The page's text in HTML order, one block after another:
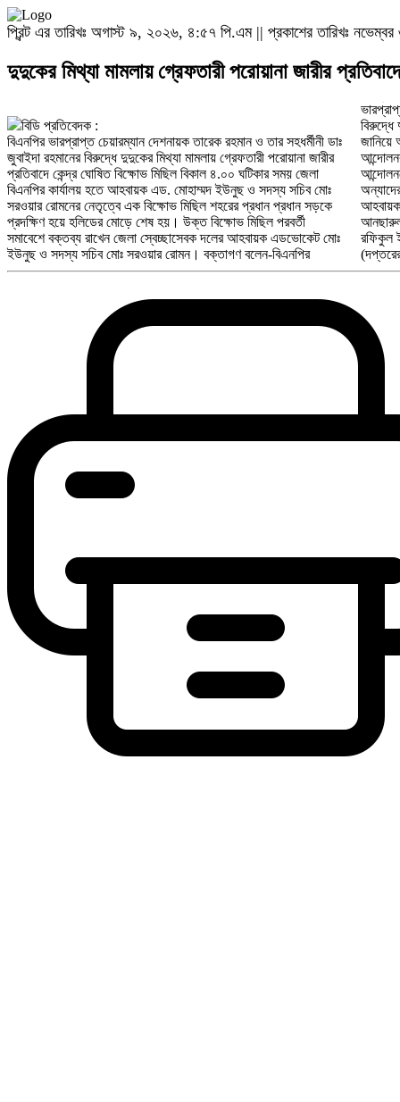
প্রিন্ট এর তারিখঃ অগাস্ট ৯, ২০২৬, ৪:৫৭ পি.এম || প্রকাশের তারিখঃ
দুদুকের মিথ্যা মামলায় গ্রেফতারী পরোয়ানা জারীর
বিডি প্রতিবেদক :
বিএনপির ভারপ্রাপ্ত চেয়ারম্যান দেশনায়ক তারেক রহমান ও তার সহধর্মীনী ডাঃ
জুবাইদা রহমানের বিরুদ্ধে দুদুকের মিথ্যা মামলায় গ্রেফতারী পরোয়ানা জারীর
প্রতিবাদে কেন্দ্র ঘোষিত বিক্ষোভ মিছিল বিকাল ৪.০০ ঘটিকার সময় জেলা
বিএনপির কার্যালয় হতে আহবায়ক এড. মোহাম্মদ ইউনুছ ও সদস্য সচিব মোঃ
সরওয়ার রোমনের নেতৃত্বে এক বিক্ষোভ মিছিল শহরের প্রধান প্রধান সড়কে
প্রদক্ষিণ হয়ে হলিডের মোড়ে শেষ হয়। উক্ত বিক্ষোভ মিছিল পরবর্তী
সমাবেশে বক্তব্য রাখেন জেলা স্বেচ্ছাসেবক দলের আহবায়ক এডভোকেট মোঃ
ইউনুছ ও সদস্য সচিব মোঃ সরওয়ার রোমন। বক্তাগণ বলেন-বিএনপির
বিরুদ্ধে
জানিয়ে অবিলম্বে তা প্রত্যাহারের দাবী জানান। জনগণের অংশ গ্রহণে
আন্দোলনক্রমে বেগমান হচ্ছে। মামলা-হামলা গ্রেফতারী পরোয়ানায় সে
আন্দোলনকে দমানো যাবে না। চলমান আন্দোলনে সরকারের পতন ঘটবে। সভায়
অন্যাদের মধ্যে উপস্থিত ছিলেন-সিনিয়র সদস্য নাছির উদ্দিন বাচ্চু, যুগ্ম
আহবায়ক যথাক্রমে-আবছার কামাল, রাশেদুল হক রাশেদ, আবদুর রহিম, মোঃ
আনছারুল হক, জরিপ আলী, সোলাইমান বাদশা, রিজভী খান, আক্তার নুর,
রফিকুল ইসলাম অপি, মোঃ আবদুল্লাহ আয়ান, আবদুল্লাহ আল আমিন
(দপ্তরের দায়িত্বপ্রাপ্ত), নুরুল আবছার (সহ-দপ্তরের দায়িত্বপ্রাপ্ত),
ওমর
ফজলুল হক, রামু উপজেলা স্বেচ্ছাসেবক দলের আহবায়ক শাহাজাহান লুতু,
সদস্য সচিব এরশাদ উল্লাহ, টেকনাফ উপজেলার স্বেচ্ছাসেবক দলের
আহবায়ক রশিদুল আলম চৌধুরী, সদস্য যথাক্রমে-জাফর আলম, মোঃ
আবদুল্লাহ, আরিফুল ইসলাম, রফিকুল ইসলাম, সেলিমুর রহমান জামশেদ,
ফরিদুল আলম, আছাদ পারভেজ, মিনহাজ উদ্দিন রিপন, জসিম উদ্দিন, ফরিদ